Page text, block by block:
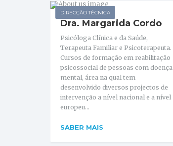
DIRECÇÃO TÉCNICA
Dra. Margarida Cordo
Psicóloga Clínica e da Saúde,
Terapeuta Familiar e Psicoterapeuta.
Cursos de formação em reabilitação
psicossocial de pessoas com doença
mental, área na qual tem
desenvolvido diversos projectos de
intervenção a nível nacional e a nível
europeu...
SABER MAIS